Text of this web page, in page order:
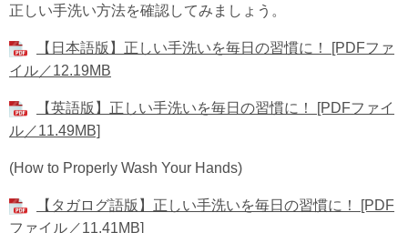
正しい手洗い方法を確認してみましょう。
【日本語版】正しい手洗いを毎日の習慣に！ [PDFファ
イル／12.19MB
【英語版】正しい手洗いを毎日の習慣に！ [PDFファイ
ル／11.49MB]
(How to Properly Wash Your Hands)
【タガログ語版】正しい手洗いを毎日の習慣に！ [PDF
ファイル／11.41MB]